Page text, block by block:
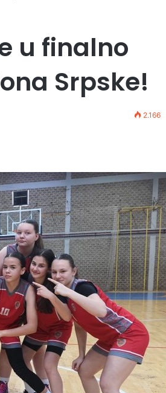
u finalno
Srpske!
2.166